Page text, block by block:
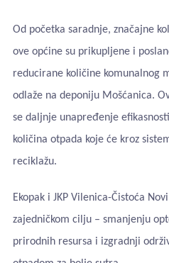
Od početka saradnje, značajne
ove općine su prikupljene i
reducirane količine komunalnog
odlaže na deponiju Mošćanica.
se daljnje unapređenje
količina otpada koje će kroz
reciklažu.
Ekopak i JKP Vilenica-Čistoća
zajedničkom cilju – smanjenju
prirodnih resursa i izgradnji